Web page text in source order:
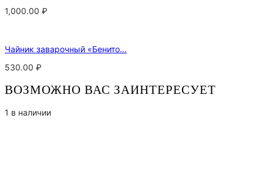
1,000.00 ₽
Чайник заварочный «Бенито...
530.00 ₽
ВОЗМОЖНО ВАС ЗАИНТЕРЕСУЕТ
1 в наличии